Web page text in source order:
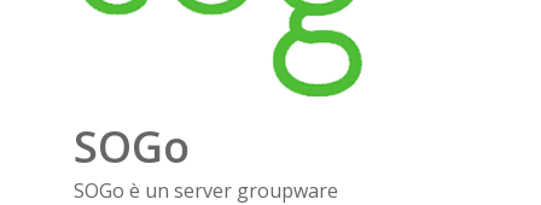
SOGo
SOGo è un server groupware